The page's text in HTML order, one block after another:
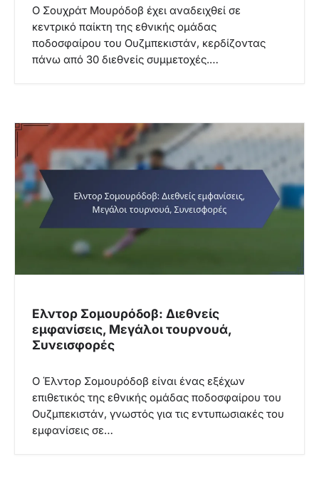
Ο Σουχράτ Μουρόδοβ έχει αναδειχθεί σε
κεντρικό παίκτη της εθνικής ομάδας
ποδοσφαίρου του Ουζμπεκιστάν, κερδίζοντας
πάνω από 30 διεθνείς συμμετοχές.…
Ελντορ Σομουρόδοβ: Διεθνείς
εμφανίσεις, Μεγάλοι τουρνουά,
Συνεισφορές
Ο Έλντορ Σομουρόδοβ είναι ένας εξέχων
επιθετικός της εθνικής ομάδας ποδοσφαίρου του
Ουζμπεκιστάν, γνωστός για τις εντυπωσιακές του
εμφανίσεις σε…